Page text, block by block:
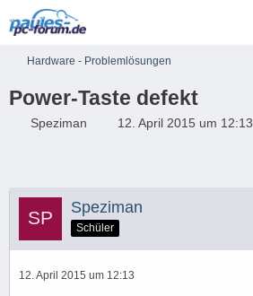
Hardware - Problemlösungen
Power-Taste defekt
Speziman 12. April 2015 um 12:13
Speziman
Schüler
12. April 2015 um 12:13